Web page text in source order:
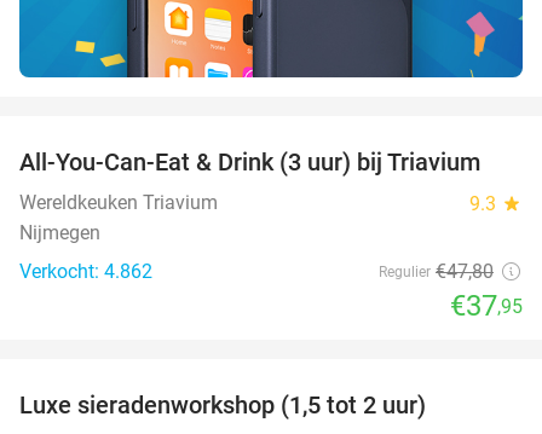
21%
All-You-Can-Eat & Drink (3 uur) bij Triavium
Wereldkeuken Triavium 9.3 star
Nijmegen
Verkocht: 4.862
Regulier €47,80
€37,95
Luxe sieradenworkshop (1,5 tot 2 uur)